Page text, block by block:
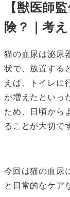
【獣医師
険？｜考
猫の血尿は泌尿
状で、放置する
えば、トイレに
が増えたといっ
ため、日頃から
ることが大切で
今回は猫の血尿
と日常的なケア